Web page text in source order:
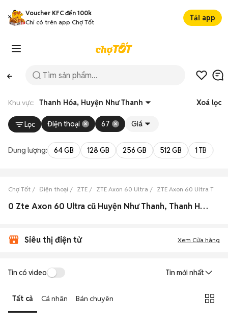
Voucher KFC đến 100k
Chỉ có trên app Chợ Tốt
Tải app
Khu vực: Thanh Hóa, Huyện Như Thanh Xoá lọc
Lọc Điện thoại 67 Giá
Dung lượng: 64 GB 128 GB 256 GB 512 GB 1 TB
Chợ Tốt Điện thoại ZTE ZTE Axon 60 Ultra ZTE Axon 60 Ultra
0 Zte Axon 60 Ultra cũ Huyện Như Thanh, Thanh Hóa đẹp
Siêu thị điện tử Xem Cửa hàng
Tin có video Tin mới nhất
Tất cả Cá nhân Bán chuyên